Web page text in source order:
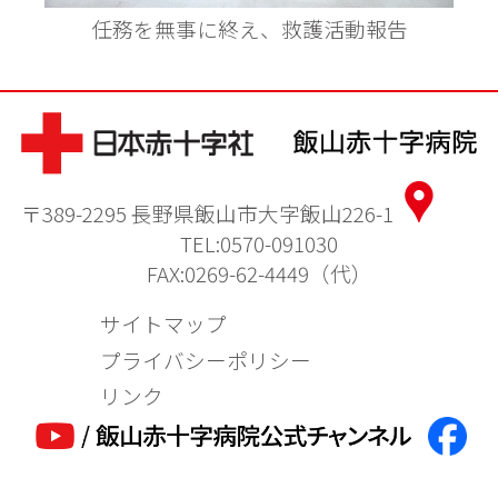
任務を無事に終え、救護活動報告
〒389-2295 長野県飯山市大字飯山226-1
TEL:0570-091030
FAX:0269-62-4449（代）
サイトマップ
プライバシーポリシー
リンク